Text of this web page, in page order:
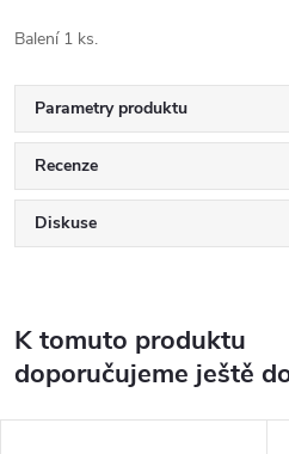
Balení 1 ks.
Parametry produktu
Recenze
Diskuse
K tomuto produktu
doporučujeme ještě